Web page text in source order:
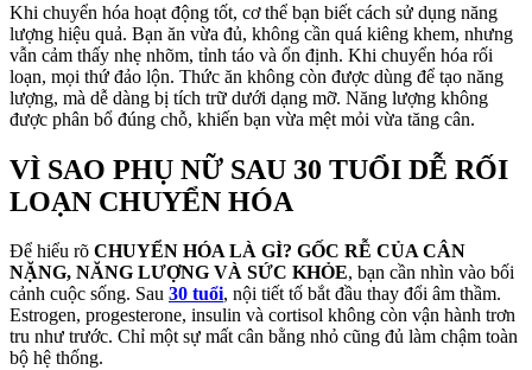
Khi chuyển hóa hoạt động tốt, cơ thể bạn biết cách sử dụng năng
lượng hiệu quả. Bạn ăn vừa đủ, không cần quá kiêng khem, nhưng
vẫn cảm thấy nhẹ nhõm, tỉnh táo và ổn định. Khi chuyển hóa rối
loạn, mọi thứ đảo lộn. Thức ăn không còn được dùng để tạo năng
lượng, mà dễ dàng bị tích trữ dưới dạng mỡ. Năng lượng không
được phân bổ đúng chỗ, khiến bạn vừa mệt mỏi vừa tăng cân.
VÌ SAO PHỤ NỮ SAU 30 TUỔI DỄ RỐI
LOẠN CHUYỂN HÓA
Để hiểu rõ CHUYỂN HÓA LÀ GÌ? GỐC RỄ CỦA CÂN
NẶNG, NĂNG LƯỢNG VÀ SỨC KHỎE, bạn cần nhìn vào bối
cảnh cuộc sống. Sau 30 tuổi, nội tiết tố bắt đầu thay đổi âm thầm.
Estrogen, progesterone, insulin và cortisol không còn vận hành trơn
tru như trước. Chỉ một sự mất cân bằng nhỏ cũng đủ làm chậm toàn
bộ hệ thống.